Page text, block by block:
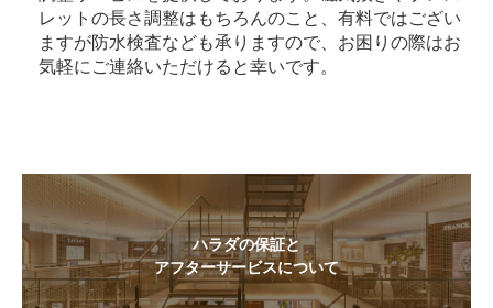
レットの長さ調整はもちろんのこと、有料ではござい
ますが防水検査なども承りますので、お困りの際はお
気軽にご連絡いただけると幸いです。
ハラダの保証と
アフターサービスについて